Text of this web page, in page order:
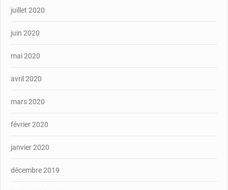
juillet 2020
juin 2020
mai 2020
avril 2020
mars 2020
février 2020
janvier 2020
décembre 2019